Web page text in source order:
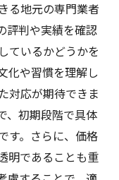
る地元の専門業者
評判や実績を確認
ているかどうかを
化や習慣を理解し
対応が期待できま
、初期段階で具体
す。さらに、価格
明であることも重